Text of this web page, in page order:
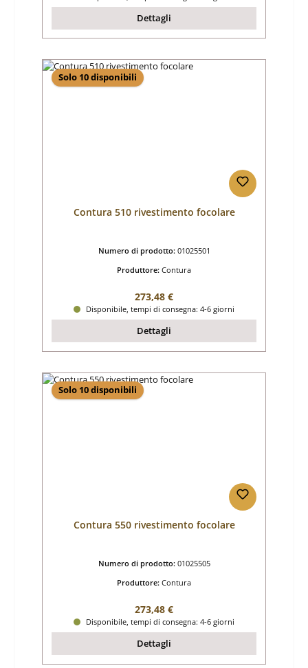
Dettagli
Solo 10 disponibili
Contura 510 rivestimento focolare
Numero di prodotto: 01025501
Produttore: Contura
Prezzo normale:
273,48 €
Disponibile, tempi di consegna: 4-6 giorni
Dettagli
Solo 10 disponibili
Contura 550 rivestimento focolare
Numero di prodotto: 01025505
Produttore: Contura
Prezzo normale:
273,48 €
Disponibile, tempi di consegna: 4-6 giorni
Dettagli